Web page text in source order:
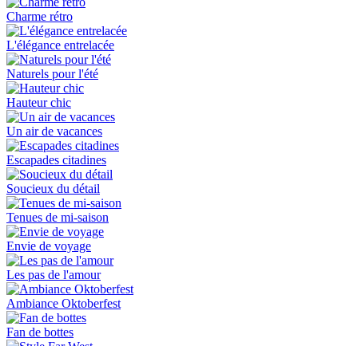
Charme rétro
L'élégance entrelacée
Naturels pour l'été
Hauteur chic
Un air de vacances
Escapades citadines
Soucieux du détail
Tenues de mi-saison
Envie de voyage
Les pas de l'amour
Ambiance Oktoberfest
Fan de bottes